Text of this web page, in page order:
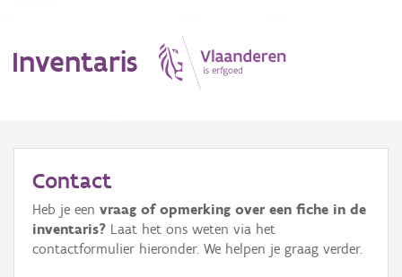
Inventaris
Erfgoedobject
Aanduidingsobject
Contact
Heb je een vraag of opmerking over een fiche in de
inventaris? Laat het ons weten via het
contactformulier hieronder. We helpen je graag verder.